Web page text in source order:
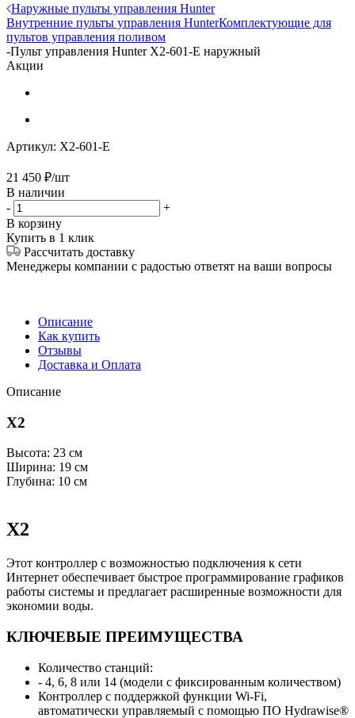
Наружные пульты управления Hunter
Внутренние пульты управления HunterКомплектующие для
пультов управления поливом
-Пульт управления Hunter X2-601-E наружный
Акции
Артикул: X2-601-E
21 450 ₽/шт
В наличии
-
+
В корзину
Купить в 1 клик
Рассчитать доставку
Менеджеры компании с радостью ответят на ваши вопросы
Описание
Как купить
Отзывы
Доставка и Оплата
Описание
X2
Высота: 23 см
Ширина: 19 см
Глубина: 10 см
X2
Этот контроллер с возможностью подключения к сети
Интернет обеспечивает быстрое программирование графиков
работы системы и предлагает расширенные возможности для
экономии воды.
КЛЮЧЕВЫЕ ПРЕИМУЩЕСТВА
Количество станций:
- 4, 6, 8 или 14 (модели с фиксированным количеством)
Контроллер с поддержкой функции Wi-Fi,
автоматически управляемый с помощью ПО Hydrawise®